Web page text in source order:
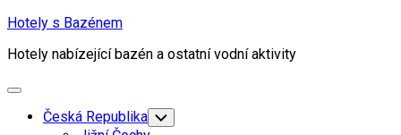
Skip
content
Hotely s Bazénem
Hotely nabízející bazén a ostatní vodní aktivity
Expand
Česká Republika Toggle
Child